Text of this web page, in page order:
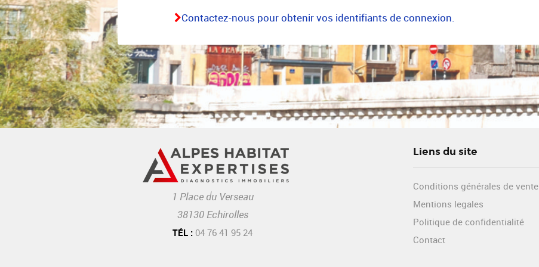
Contactez-nous pour obtenir vos identifiants de connexion.
1 Place du Verseau
38130 Echirolles
TÉL : 04 76 41 95 24
Liens du site
Conditions générales de vente
Mentions legales
Politique de confidentialité
Contact